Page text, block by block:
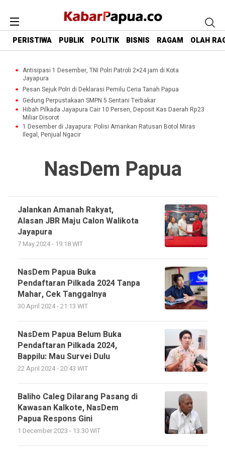
PERISTIWA PUBLIK POLITIK BISNIS RAGAM OLAH
Antisipasi 1 Desember, TNI Polri Patroli 2×24 jam di Kota
Jayapura
Pesan Sejuk Polri di Deklarasi Pemilu Ceria Tanah Papua
Gedung Perpustakaan SMPN 5 Sentani Terbakar
Hibah Pilkada Jayapura Cair 10 Persen, Deposit Kas Daerah Rp23
Miliar Disorot
1 Desember di Jayapura: Polisi Amankan Ratusan Botol Miras
Ilegal, Penjual Ngacir
NasDem Papua
Jalankan Amanah Rakyat,
Alasan JBR Maju Calon Walikota
Jayapura
7 May 2024 - 19:18 WIT
NasDem Papua Buka
Pendaftaran Pilkada 2024 Tanpa
Mahar, Cek Tanggalnya
30 April 2024 - 21:13 WIT
NasDem Papua Belum Buka
Pendaftaran Pilkada 2024,
Bappilu: Mau Survei Dulu
22 April 2024 - 20:43 WIT
Baliho Caleg Dilarang Pasang di
Kawasan Kalkote, NasDem
Papua Respons Gini
1 December 2023 - 13:30 WIT